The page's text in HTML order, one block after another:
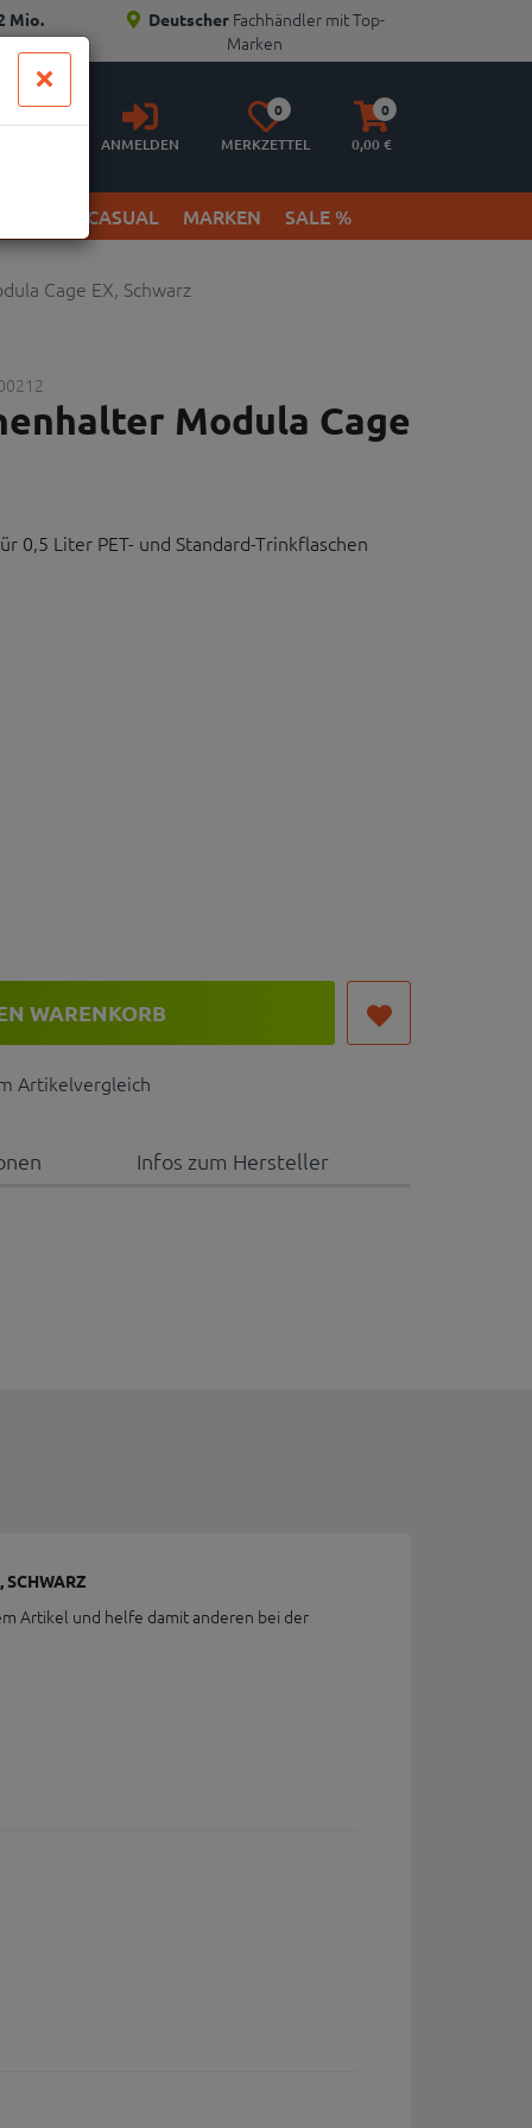
Mio. Deutscher Fachhändler mit Top-
Marken
Anmelden
ANMELDEN
Merkzettel
aufklappen
0
MERKZETTEL
Warenkorb
aufklappen
0
0,00 €
& CASUAL MARKEN SALE %
Cage EX, Schwarz
Modula Cage
0,5 Liter PET- und Standard-Trinkflaschen
WARENKORB
Artikelvergleich
Infos zum Hersteller
Artikel und helfe damit anderen bei der